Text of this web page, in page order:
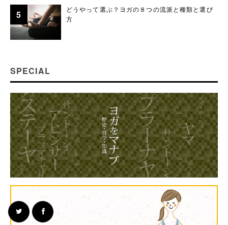
どうやって選ぶ？ヨガの８つの流派と種類と選び
方
SPECIAL